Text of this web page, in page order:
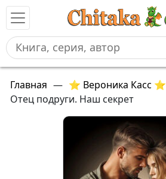
Главная — ⭐ Вероника Касс ⭐
Отец подруги. Наш секрет